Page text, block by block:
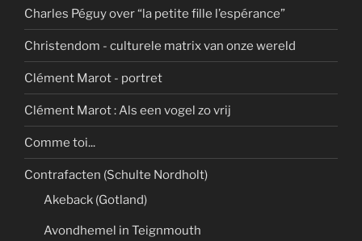
Charles Péguy over “la petite fille l’espérance”
Christendom - culturele matrix van onze wereld
Clément Marot - portret
Clément Marot : Als een vogel zo vrij
Comme toi...
Contrafacten (Schulte Nordholt)
Akeback (Gotland)
Avondhemel in Teignmouth